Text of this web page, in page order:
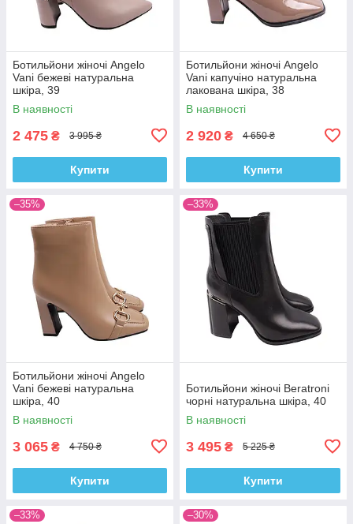
Ботильйони жіночі Angelo
Vani бежеві натуральна
шкіра, 39
В наявності
2 475 ₴ 3 995 ₴
Купити
Ботильйони жіночі Angelo
Vani капучіно натуральна
лакована шкіра, 38
В наявності
2 920 ₴ 4 650 ₴
Купити
–35%
Ботильйони жіночі Angelo
Vani бежеві натуральна
шкіра, 40
В наявності
3 065 ₴ 4 750 ₴
Купити
–33%
Ботильйони жіночі Beratroni
чорні натуральна шкіра, 40
В наявності
3 495 ₴ 5 225 ₴
Купити
–33% –30%